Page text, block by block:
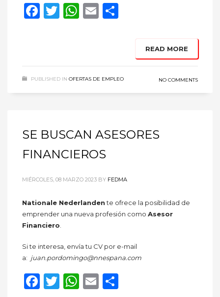
Facebook
Twitter
WhatsApp
Email
READ MORE
PUBLISHED IN OFERTAS DE EMPLEO NO COMMENTS
SE BUSCAN ASESORES
FINANCIEROS
MIÉRCOLES, 08 MARZO 2023 BY FEDMA
Nationale Nederlandente ofrece la posibilidad de
emprender una nueva profesión como Asesor
Financiero
Si te interesa, envía tu CV por e-mail
a: juan.pordomingo@nnespana.​com
Facebook
Twitter
WhatsApp
Email